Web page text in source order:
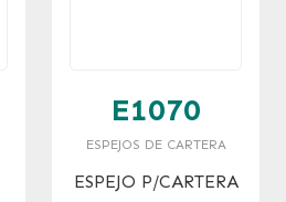
E1070
ESPEJOS DE CARTERA
ESPEJO P/CARTERA